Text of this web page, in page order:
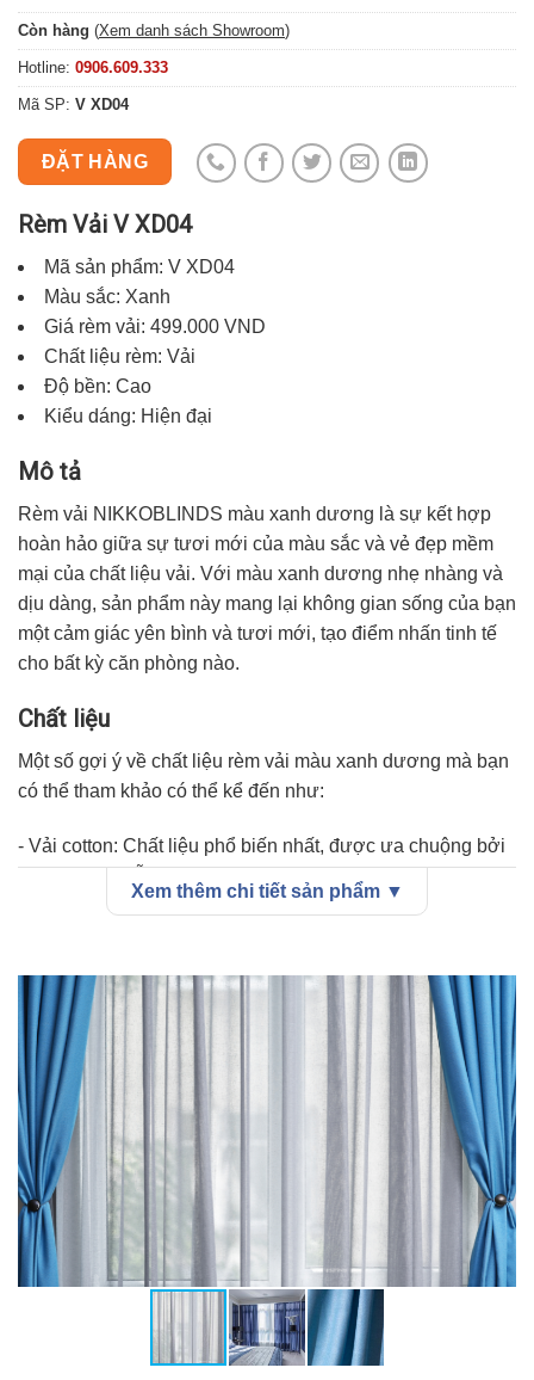
Còn hàng (Xem danh sách Showroom)
Hotline: 0906.609.333
Mã SP: V XD04
ĐẶT HÀNG
Rèm Vải V XD04
Mã sản phẩm: V XD04
Màu sắc: Xanh
Giá rèm vải: 499.000 VND
Chất liệu rèm: Vải
Độ bền: Cao
Kiểu dáng: Hiện đại
Mô tả
Rèm vải NIKKOBLINDS màu xanh dương là sự kết hợp
hoàn hảo giữa sự tươi mới của màu sắc và vẻ đẹp mềm
mại của chất liệu vải. Với màu xanh dương nhẹ nhàng và
dịu dàng, sản phẩm này mang lại không gian sống của bạn
một cảm giác yên bình và tươi mới, tạo điểm nhấn tinh tế
cho bất kỳ căn phòng nào.
Chất liệu
Một số gợi ý về chất liệu rèm vải màu xanh dương mà bạn
có thể tham khảo có thể kể đến như:
- Vải cotton: Chất liệu phổ biến nhất, được ưa chuộng bởi
- Vải nhung: Sang trọng và quý phái nhất, chất liệu dày
dặn, khả năng cản sáng tốt.
- Vải polyester: Chất liệu tổng hợp, có khả năng chống
nhăn, chống phai màu và dễ giặt ủi.
- Vải gấm: Sang trọng, quý phái, phù hợp cho những
không gian rộng rãi.
- Vải bố: Dày dặn, mộc mạc, phù hợp cho những không
gian theo phong cách vintage.
Xem thêm chi tiết sản phẩm ▼